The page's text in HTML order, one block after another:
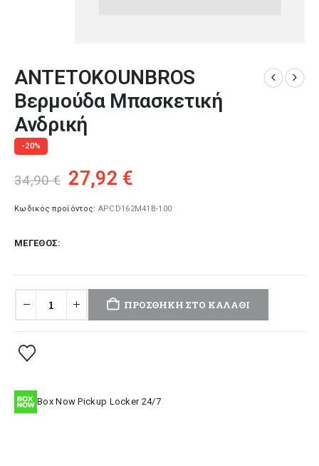
ANTETOKOUNBROS
Βερμούδα Μπασκετική
Ανδρική
-20%
34,90€ Original
was:
27,92 €
τιμή
Κωδικός προϊόντος: APCD162M41B-100
ΜΈΓΕΘΟΣ
ΠΡΟΣΘΉΚΗ ΣΤΟ ΚΑΛΆΘΙ
Box Now Pickup Locker 24/7